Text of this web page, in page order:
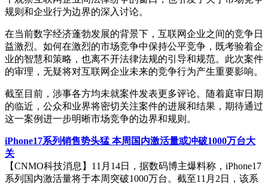
规则和企业行为边界的深入讨论。
在当前数字经济蓬勃发展的背景下，互联网企业之间的竞争日
益激烈。如何在激烈的市场竞争中保持公平竞争，既考验着企
业的智慧和策略，也离不开法律法规的引导和规范。此次案件
的审理，无疑将对互联网企业未来的竞争行为产生重要影响。
截至目前，涉事各方均未就案件发表更多评论。随着庭审日期
的临近，公众和业界将密切关注案件的进展和结果，期待通过
这一案例进一步明晰市场竞争的边界和规则。
iPhone17系列销售势头猛 本周国内激活量或冲破1000万台大
关
【CNMO科技消息】11月14日，据数码博主爆料称，iPhone17
系列国内激活量将于本周突破1000万台。截至11月2日，该系